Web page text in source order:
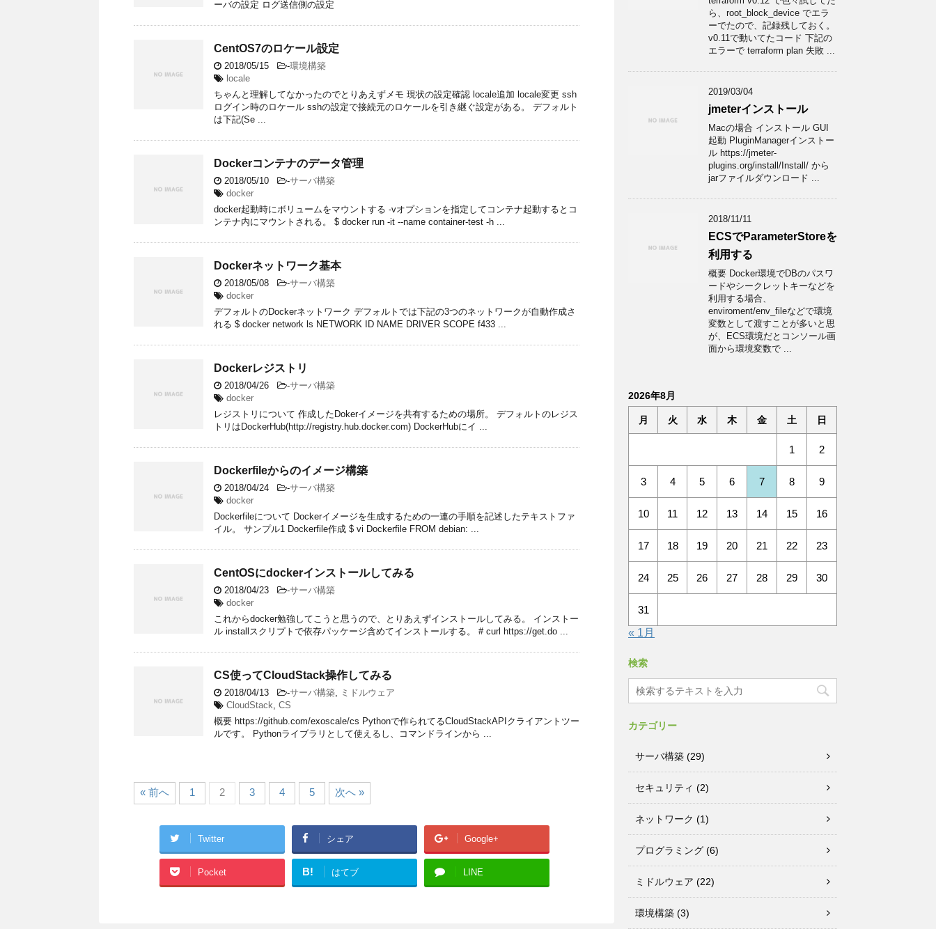
ーバの設定 ログ送信側の設定
CentOS7のロケール設定
2018/05/15 -環境構築
locale
ちゃんと理解してなかったのでとりあえずメモ 現状の設定確認 locale追加 locale変更 ssh
ログイン時のロケール sshの設定で接続元のロケールを引き継ぐ設定がある。 デフォルト
は下記(Se ...
Dockerコンテナのデータ管理
2018/05/10 -サーバ構築
docker
docker起動時にボリュームをマウントする -vオプションを指定してコンテナ起動するとコ
ンテナ内にマウントされる。 $ docker run -it --name container-test -h ...
Dockerネットワーク基本
2018/05/08 -サーバ構築
docker
デフォルトのDockerネットワーク デフォルトでは下記の3つのネットワークが自動作成さ
れる $ docker network ls NETWORK ID NAME DRIVER SCOPE f433 ...
Dockerレジストリ
2018/04/26 -サーバ構築
docker
レジストリについて 作成したDokerイメージを共有するための場所。 デフォルトのレジス
トリはDockerHub(http://registry.hub.docker.com) DockerHubにイ ...
Dockerfileからのイメージ構築
2018/04/24 -サーバ構築
docker
Dockerfileについて Dockerイメージを生成するための一連の手順を記述したテキストファ
イル。 サンプル1 Dockerfile作成 $ vi Dockerfile FROM debian: ...
CentOSにdockerインストールしてみる
2018/04/23 -サーバ構築
docker
これからdocker勉強してこうと思うので、とりあえずインストールしてみる。 インストー
ル installスクリプトで依存パッケージ含めてインストールする。 # curl https://get.do ...
CS使ってCloudStack操作してみる
2018/04/13 -サーバ構築
ミドルウェア
CloudStack CS
概要 https://github.com/exoscale/cs Pythonで作られてるCloudStackAPIクライアントツー
ルです。 Pythonライブラリとして使えるし、コマンドラインから ...
« 前へ 1 2 3 4 5 次へ »
Twitter シェア Google+
Pocket B! はてブ LINE
ら、root_block_device でエラ
ーでたので、記録残しておく。
v0.11で動いてたコード 下記の
エラーで terraform plan 失敗 ...
2019/03/04
jmeterインストール
Macの場合 インストール GUI
起動 PluginManagerインストー
ル https://jmeter-
plugins.org/install/Install/ から
jarファイルダウンロード ...
2018/11/11
ECSでParameterStoreを
利用する
概要 Docker環境でDBのパスワ
ードやシークレットキーなどを
利用する場合、
enviroment/env_fileなどで環境
変数として渡すことが多いと思
が、ECS環境だとコンソール画
面から環境変数で ...
2026年8月
月 火 水 木 金 土 日
1 2
3 4 5 6 7 8 9
10 11 12 13 14 15 16
17 18 19 20 21 22 23
24 25 26 27 28 29 30
31
« 1月
検索
カテゴリー
サーバ構築 (29)
セキュリティ (2)
ネットワーク (1)
プログラミング (6)
ミドルウェア (22)
環境構築 (3)